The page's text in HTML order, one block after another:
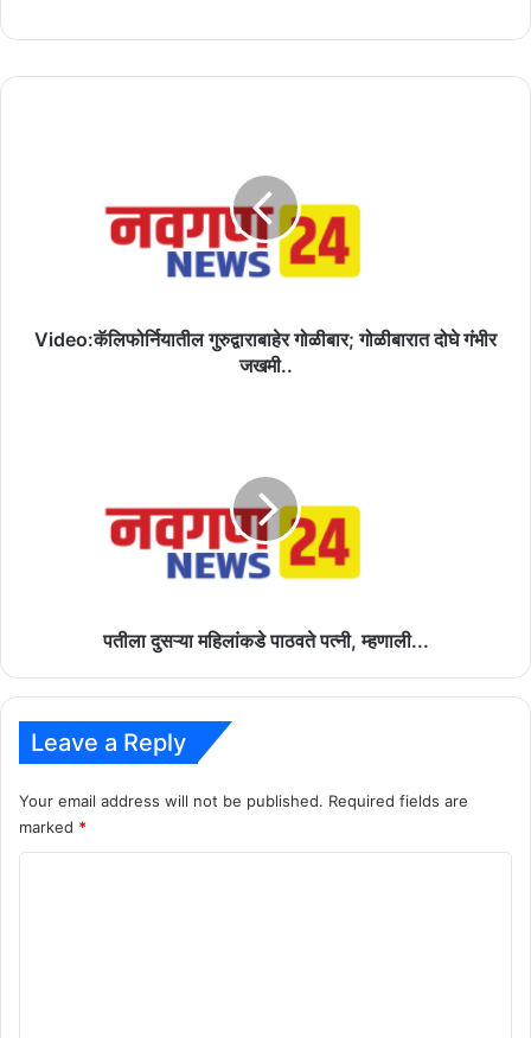
Video:कॅलिफोर्नियातील गुरुद्वाराबाहेर गोळीबार; गोळीबारात दोघे गंभीर
जखमी..
पतीला दुसऱ्या महिलांकडे पाठवते पत्नी, म्हणाली...
Leave a Reply
Your email address will not be published. Required fields are
marked *